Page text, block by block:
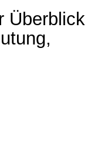
Überblick